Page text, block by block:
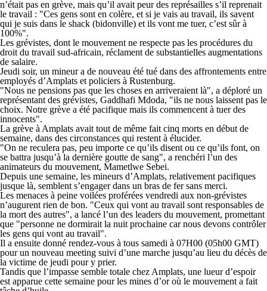
n’était pas en grève, mais qu’il avait peur des représailles s’il reprenait
le travail : "Ces gens sont en colère, et si je vais au travail, ils savent
qui je suis dans le shack (bidonville) et ils vont me tuer, c’est sûr à
100%".
Les grévistes, dont le mouvement ne respecte pas les procédures du
droit du travail sud-africain, réclament de substantielles augmentations
de salaire.
Jeudi soir, un mineur a de nouveau été tué dans des affrontements entre
employés d’Amplats et policiers à Rustenburg.
"Nous ne pensions pas que les choses en arriveraient là", a déploré un
représentant des grévistes, Gaddhafi Mdoda, "ils ne nous laissent pas le
choix. Notre grève a été pacifique mais ils commencent à tuer des
innocents".
La grève à Amplats avait tout de même fait cinq morts en début de
semaine, dans des circonstances qui restent à élucider.
"On ne reculera pas, peu importe ce qu’ils disent ou ce qu’ils font, on
se battra jusqu’à la dernière goutte de sang", a renchéri l’un des
animateurs du mouvement, Mametlwe Sebei.
Depuis une semaine, les mineurs d’Amplats, relativement pacifiques
jusque là, semblent s’engager dans un bras de fer sans merci.
Les menaces à peine voilées proférées vendredi aux non-grévistes
n’augurent rien de bon. "Ceux qui vont au travail sont responsables de
la mort des autres", a lancé l’un des leaders du mouvement, promettant
que "personne ne dormirait la nuit prochaine car nous devons contrôler
les gens qui vont au travail".
Il a ensuite donné rendez-vous à tous samedi à 07H00 (05h00 GMT)
pour un nouveau meeting suivi d’une marche jusqu’au lieu du décès de
la victime de jeudi pour y prier.
Tandis que l’impasse semble totale chez Amplats, une lueur d’espoir
est apparue cette semaine pour les mines d’or où le mouvement a fait